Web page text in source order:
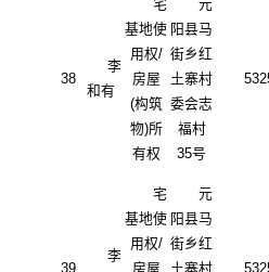
38
李
和有
宅
基地使
用权/
房屋
(构筑
物)所
有权
元
阳县马
街乡红
土寨村
委会志
福村
35号
39
李
宅
基地使
用权/
房屋
元
阳县马
街乡红
土寨村